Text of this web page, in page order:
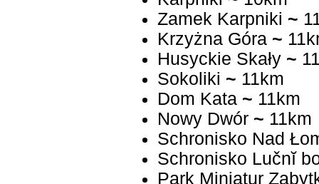
Zamek Karpniki ~
Krzyżna Góra ~
Husyckie Skały ~
Sokoliki ~ 11km
Dom Kata ~ 11km
Nowy Dwór ~ 11km
Schronisko Nad
Park Miniatur